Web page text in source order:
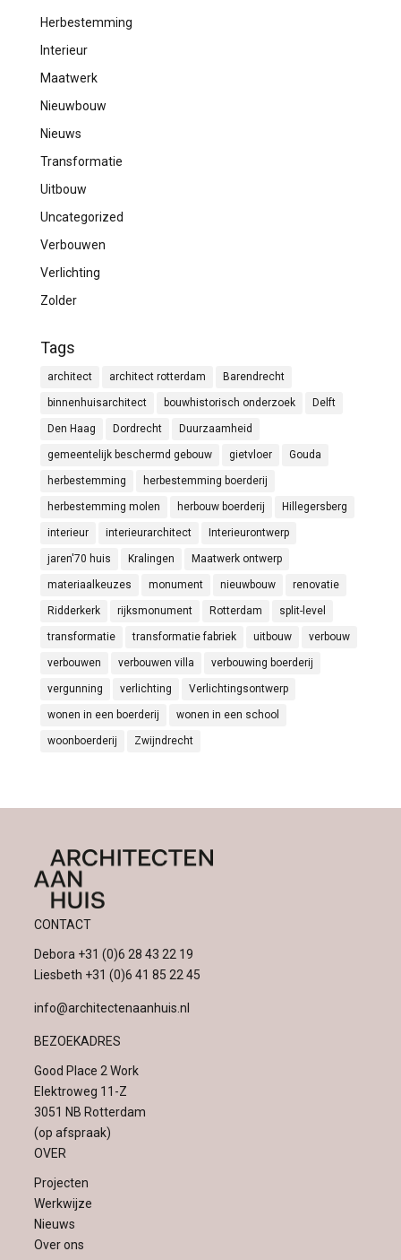
Herbestemming
Interieur
Maatwerk
Nieuwbouw
Nieuws
Transformatie
Uitbouw
Uncategorized
Verbouwen
Verlichting
Zolder
Tags
architect architect rotterdam Barendrecht
binnenhuisarchitect bouwhistorisch onderzoek Delft
Den Haag Dordrecht Duurzaamheid
gemeentelijk beschermd gebouw gietvloer Gouda
herbestemming herbestemming boerderij
herbestemming molen herbouw boerderij Hillegersberg
interieur interieurarchitect Interieurontwerp
jaren'70 huis Kralingen Maatwerk ontwerp
materiaalkeuzes monument nieuwbouw renovatie
Ridderkerk rijksmonument Rotterdam split-level
transformatie transformatie fabriek uitbouw verbouw
verbouwen verbouwen villa verbouwing boerderij
vergunning verlichting Verlichtingsontwerp
wonen in een boerderij wonen in een school
woonboerderij Zwijndrecht
CONTACT
Debora +31 (0)6 28 43 22 19
Liesbeth +31 (0)6 41 85 22 45
info@architectenaanhuis.nl
BEZOEKADRES
Good Place 2 Work
Elektroweg 11-Z
3051 NB Rotterdam
(op afspraak)
OVER
Projecten
Werkwijze
Nieuws
Over ons